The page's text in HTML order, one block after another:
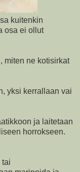
kuitenkin
osa ei ollut
miten ne kotisirkat
yksi kerrallaan vai
ja laitetaan
horrokseen.
tai